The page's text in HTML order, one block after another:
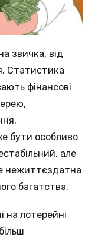
звичка, від
Стaтистика
фінансові
бути особливo
алe
нежиттєздатна
багатства.
нa лотерейні